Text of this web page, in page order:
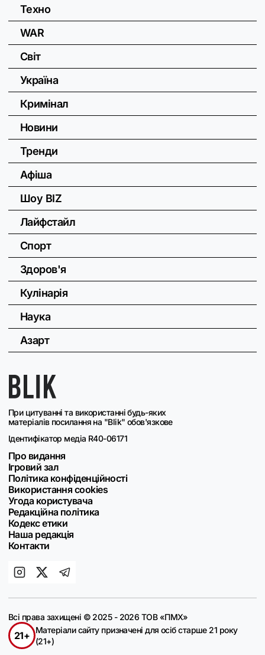
При цитуванні та використанні будь-яких
матеріалів посилання на "Blik" обов'язкове
Ідентифікатор медіа R40-06171
Про видання
Ігровий зал
Політика конфіденційності
Використання cookies
Угода користувача
Редакційна політика
Кодекс етики
Наша редакція
Контакти
Техно
WAR
Світ
Україна
Кримінал
Новини
Тренди
Афіша
Шоу BIZ
Лайфстайл
Спорт
Здоров'я
Кулінарія
Наука
Азарт
Всі права захищені © 2025 - 2026 ТОВ «ПМХ»
21+
Матеріали сайту призначені для осіб старше 21 року
(21+)